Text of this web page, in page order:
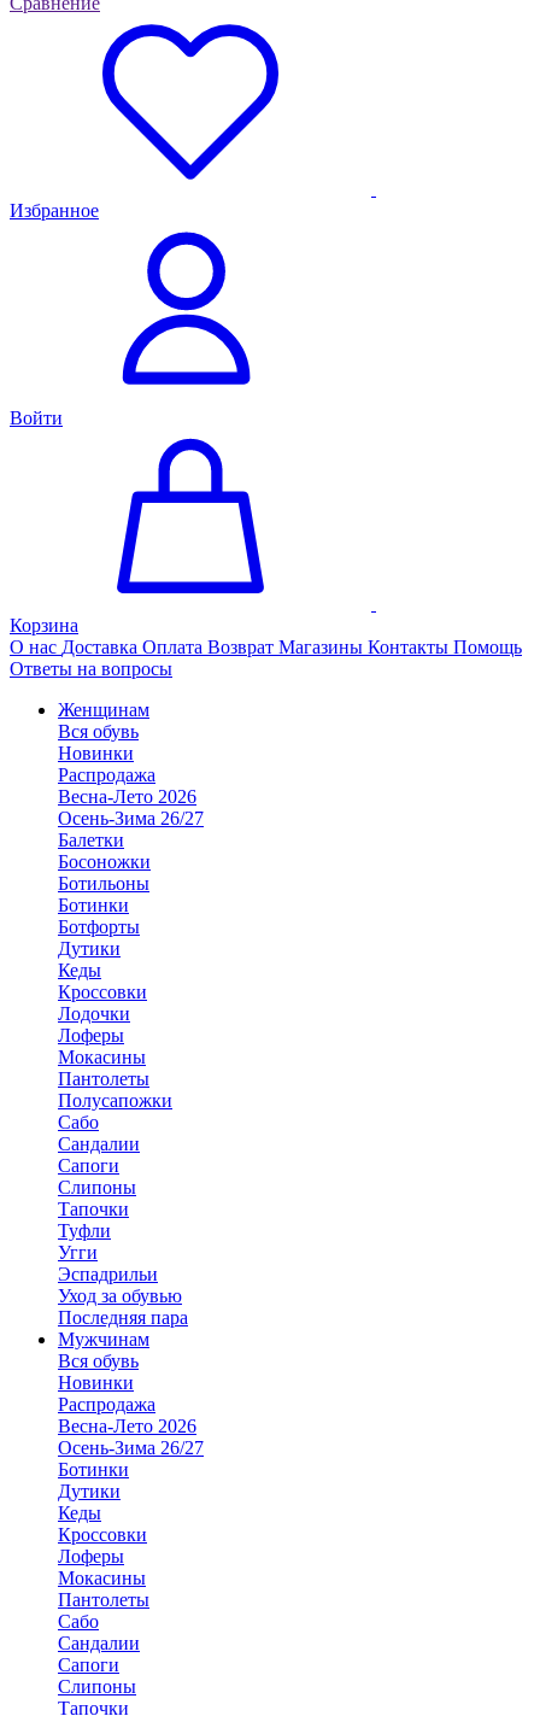
Избранное
Войти
Корзина
О нас Доставка Оплата Возврат Магазины Контакты Помощь
Ответы на вопросы
Женщинам
Вся обувь
Новинки
Распродажа
Весна-Лето 2026
Осень-Зима 26/27
Балетки
Босоножки
Ботильоны
Ботинки
Ботфорты
Дутики
Кеды
Кроссовки
Лодочки
Лоферы
Мокасины
Пантолеты
Полусапожки
Сабо
Сандалии
Сапоги
Слипоны
Тапочки
Туфли
Угги
Эспадрильи
Уход за обувью
Последняя пара
Мужчинам
Вся обувь
Новинки
Распродажа
Весна-Лето 2026
Осень-Зима 26/27
Ботинки
Дутики
Кеды
Кроссовки
Лоферы
Мокасины
Пантолеты
Сабо
Сандалии
Сапоги
Слипоны
Тапочки